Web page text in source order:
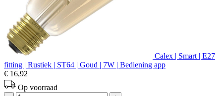
Calex | Smart | E27
fitting | Rustiek | ST64 | Goud | 7W | Bediening app
€ 16,92
Op voorraad